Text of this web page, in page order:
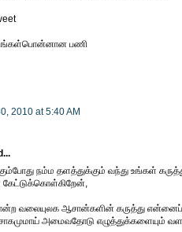
பணி
2010 at 5:40 AM
நம்ம தளத்துக்கும் வந்து உங்கள்
வலையுலக ஆசான்களின் கருத்து என்னைப்
அமைவதோடு எழுத்துக்களையும்